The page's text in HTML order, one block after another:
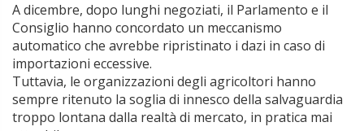
A dicembre, dopo lunghi negoziati, il Parlamento e il
Consiglio hanno concordato un meccanismo
automatico che avrebbe ripristinato i dazi in caso di
importazioni eccessive.
Tuttavia, le organizzazioni degli agricoltori hanno
sempre ritenuto la soglia di innesco della salvaguardia
troppo lontana dalla realtà di mercato, in pratica mai